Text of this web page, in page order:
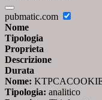
pubmatic.com
Nome
Tipologia
Proprieta
Descrizione
Durata
Nome:
Tipologia: analitico